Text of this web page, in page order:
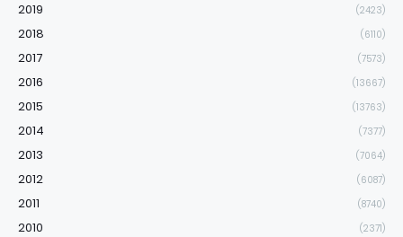
2019 (2423)
2018 (6110)
2017 (7573)
2016 (13667)
2015 (13763)
2014 (7377)
2013 (7064)
2012 (6087)
2011 (8740)
2010 (2371)